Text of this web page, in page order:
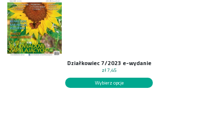
Działkowiec 7/2023 e-wydanie
zł7,45
Wybierz opcje